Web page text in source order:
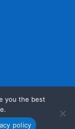
you the best
policy